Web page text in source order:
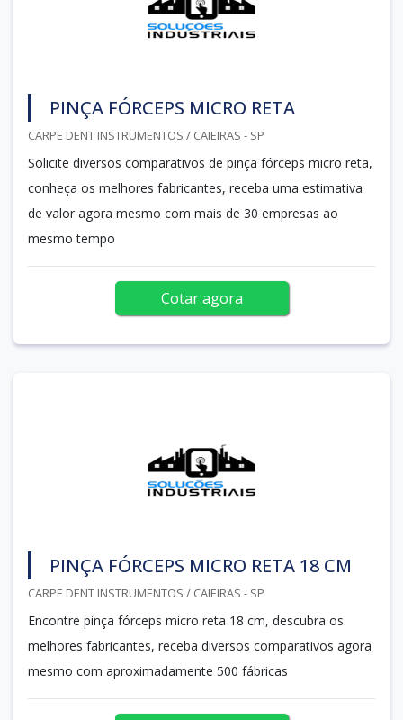
PINÇA FÓRCEPS MICRO RETA
CARPE DENT INSTRUMENTOS / CAIEIRAS - SP
Solicite diversos comparativos de pinça fórceps micro reta,
conheça os melhores fabricantes, receba uma estimativa
de valor agora mesmo com mais de 30 empresas ao
mesmo tempo
Cotar agora
PINÇA FÓRCEPS MICRO RETA 18 CM
CARPE DENT INSTRUMENTOS / CAIEIRAS - SP
Encontre pinça fórceps micro reta 18 cm, descubra os
melhores fabricantes, receba diversos comparativos agora
mesmo com aproximadamente 500 fábricas